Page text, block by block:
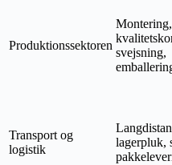
Produktionssektoren
Montering,
svejsning,
Transport og
logistik
lagerpluk,